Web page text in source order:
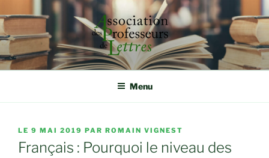
au
contenu
principal
ASSOCIATION DES
PROFESSEURS DE LETTRES
Rassembler, étudier et défendre autour de la qualité
Menu
LE PUBLIÉ
9 MAI 2019 PAR ROMAIN VIGNEST
Français : Pourquoi le niveau des